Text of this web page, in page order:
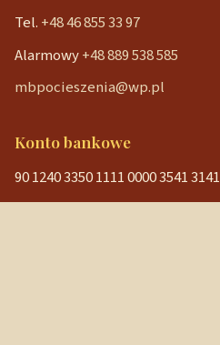
Tel. +48 46 855 33 97
Alarmowy+48 889 538 585
mbpocieszenia@wp.pl
Konto bankowe
90 1240 3350 1111 0000 3541 3141